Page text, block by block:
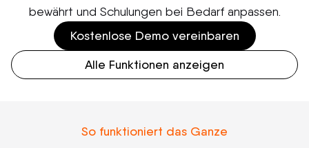
bewährt und Schulungen bei Bedarf anpassen.
Kostenlose Demo vereinbaren
Alle Funktionen anzeigen
So funktioniert das Ganze